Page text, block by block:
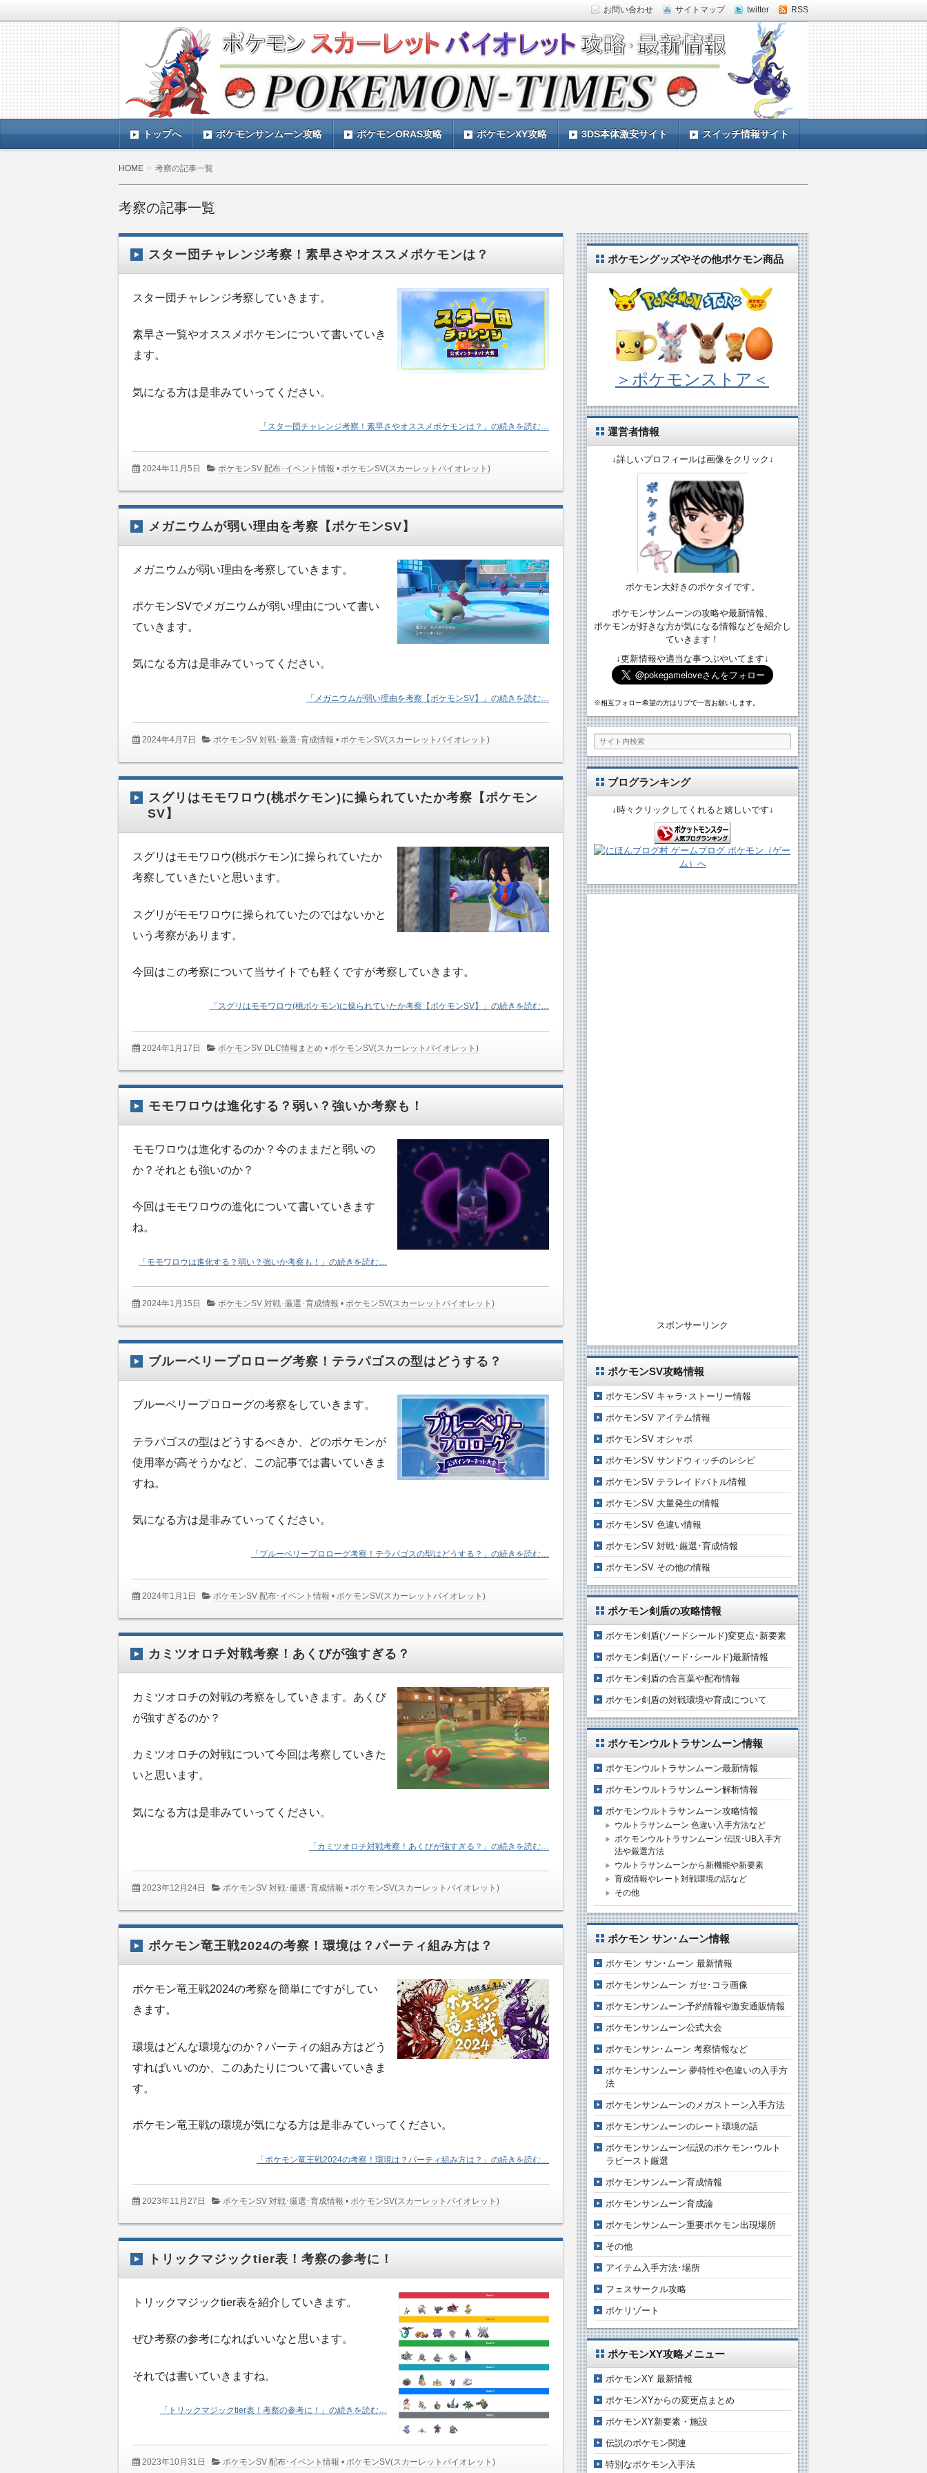
お問い合わせ サイトマップ twitter RSS
ポケモン最新情報まとめ『POKEMON-TIMES』
ポケモンSV(スカーレットバイオレット)の攻略や最新情報などをお届けする『POKEMON-
TIMES』 ポケモンSV(スカーレットバイオレット)の育成論やお得な情報なども紹介していきま
トップへ ポケモンサンムーン攻略 ポケモンORAS攻略 ポケモンXY攻略 3DS本体激安サイト スイッチ情報サイト
HOME 考察の記事一覧
考察の記事一覧
スター団チャレンジ考察！素早さやオススメポケモンは？
スター団チャレンジ考察していきます。
素早さ一覧やオススメポケモンについて書いていき
ます。
気になる方は是非みていってください。
「スター団チャレンジ考察！素早さやオススメポケモンは？」の続きを読む…
2024年11月5日 ポケモンSV 配布･イベント情報 • ポケモンSV(スカーレットバイオレット)
メガニウムが弱い理由を考察【ポケモンSV】
メガニウムが弱い理由を考察していきます。
ポケモンSVでメガニウムが弱い理由について書い
ていきます。
気になる方は是非みていってください。
「メガニウムが弱い理由を考察【ポケモンSV】」の続きを読む…
2024年4月7日 ポケモンSV 対戦･厳選･育成情報 •ポケモンSV(スカーレットバイオレット)
スグリはモモワロウ(桃ポケモン)に操られていたか考察【ポケモン
SV】
スグリはモモワロウ(桃ポケモン)に操られていたか
考察していきたいと思います。
スグリがモモワロウに操られていたのではないかと
いう考察があります。
今回はこの考察について当サイトでも軽くですが考察していきます。
「スグリはモモワロウ(桃ポケモン)に操られていたか考察【ポケモンSV】」の続きを読む…
2024年1月17日 ポケモンSV DLC情報まとめ •ポケモンSV(スカーレットバイオレット)
モモワロウは進化する？弱い？強いか考察も！
モモワロウは進化するのか？今のままだと弱いの
か？それとも強いのか？
今回はモモワロウの進化について書いていきます
ね。
「モモワロウは進化する？弱い？強いか考察も！」の続きを読む…
2024年1月15日 ポケモンSV 対戦･厳選･育成情報 •ポケモンSV(スカーレットバイオレット)
ブルーベリープロローグ考察！テラパゴスの型はどうする？
ブルーベリープロローグの考察をしていきます。
テラパゴスの型はどうするべきか、どのポケモンが
使用率が高そうかなど、この記事では書いていきま
すね。
気になる方は是非みていってください。
「ブルーベリープロローグ考察！テラパゴスの型はどうする？」の続きを読む…
2024年1月1日 ポケモンSV 配布･イベント情報 •ポケモンSV(スカーレットバイオレット)
カミツオロチ対戦考察！あくびが強すぎる？
カミツオロチの対戦の考察をしていきます。あくび
が強すぎるのか？
カミツオロチの対戦について今回は考察していきた
いと思います。
気になる方は是非みていってください。
「カミツオロチ対戦考察！あくびが強すぎる？」の続きを読む…
2023年12月24日 ポケモンSV 対戦･厳選･育成情報 •ポケモンSV(スカーレットバイオレット)
ポケモン竜王戦2024の考察！環境は？パーティ組み方は？
ポケモン竜王戦2024の考察を簡単にですがしてい
きます。
環境はどんな環境なのか？パーティの組み方はどう
すればいいのか、このあたりについて書いていきま
す。
ポケモン竜王戦の環境が気になる方は是非みていってください。
「ポケモン竜王戦2024の考察！環境は？パーティ組み方は？」の続きを読む…
2023年11月27日 ポケモンSV 対戦･厳選･育成情報 •ポケモンSV(スカーレットバイオレット)
トリックマジックtier表！考察の参考に！
トリックマジックtier表を紹介していきます。
ぜひ考察の参考になればいいなと思います。
それでは書いていきますね。
「トリックマジックtier表！考察の参考に！」の続きを読む…
2023年10月31日 ポケモンSV 配布･イベント情報 •ポケモンSV(スカーレットバイオレット)
ポケモングッズやその他ポケモン商品
＞ポケモンストア＜
運営者情報
↓詳しいプロフィールは画像をクリック↓
ポケモン大好きのポケタイです。
ポケモンサンムーンの攻略や最新情報、
ポケモンが好きな方が気になる情報などを紹介し
ていきます！
↓更新情報や適当な事つぶやいてます↓
※相互フォロー希望の方はリプで一言お願いします。
ブログランキング
↓時々クリックしてくれると嬉しいです↓
スポンサーリンク
ポケモンSV攻略情報
ポケモンSV キャラ･ストーリー情報
ポケモンSV アイテム情報
ポケモンSV オシャボ
ポケモンSV サンドウィッチのレシピ
ポケモンSV テラレイドバトル情報
ポケモンSV 大量発生の情報
ポケモンSV 色違い情報
ポケモンSV 対戦･厳選･育成情報
ポケモンSV その他の情報
ポケモン剣盾の攻略情報
ポケモン剣盾(ソードシールド)変更点･新要素
ポケモン剣盾(ソード･シールド)最新情報
ポケモン剣盾の合言葉や配布情報
ポケモン剣盾の対戦環境や育成について
ポケモンウルトラサンムーン情報
ポケモンウルトラサンムーン最新情報
ポケモンウルトラサンムーン解析情報
ポケモンウルトラサンムーン攻略情報
ウルトラサンムーン 色違い入手方法など
ポケモンウルトラサンムーン 伝説･UB入手方
法や厳選方法
ウルトラサンムーンから新機能や新要素
育成情報やレート対戦環境の話など
その他
ポケモン サン･ムーン情報
ポケモン サン･ムーン 最新情報
ポケモンサンムーン ガセ･コラ画像
ポケモンサンムーン予約情報や激安通販情報
ポケモンサンムーン公式大会
ポケモンサン･ムーン 考察情報など
ポケモンサンムーン 夢特性や色違いの入手方
法
ポケモンサンムーンのメガストーン入手方法
ポケモンサンムーンのレート環境の話
ポケモンサンムーン伝説のポケモン･ウルト
ラビースト厳選
ポケモンサンムーン育成情報
ポケモンサンムーン育成論
ポケモンサンムーン重要ポケモン出現場所
その他
アイテム入手方法･場所
フェスサークル攻略
ポケリゾート
ポケモンXY攻略メニュー
ポケモンXY 最新情報
ポケモンXYからの変更点まとめ
ポケモンXY新要素・施設
伝説のポケモン関連
特別なポケモン入手法